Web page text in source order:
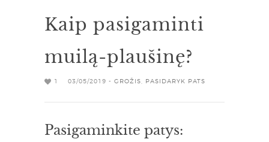
Kaip pasigaminti
muilą-plaušinę?
1 03/05/2019 - GROŽIS PASIDARYK PATS
Pasigaminkite patys: